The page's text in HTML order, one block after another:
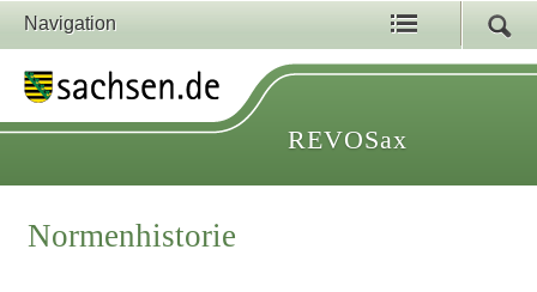
Navigation
REVOSax
Normenhistorie